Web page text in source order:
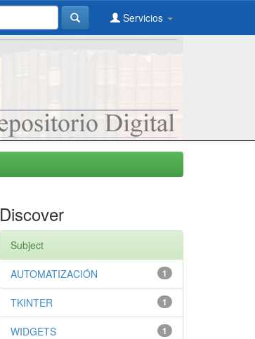
Servicios
Discover
Subject
1
AUTOMATIZACIÓN
1
TKINTER
1
WIDGETS